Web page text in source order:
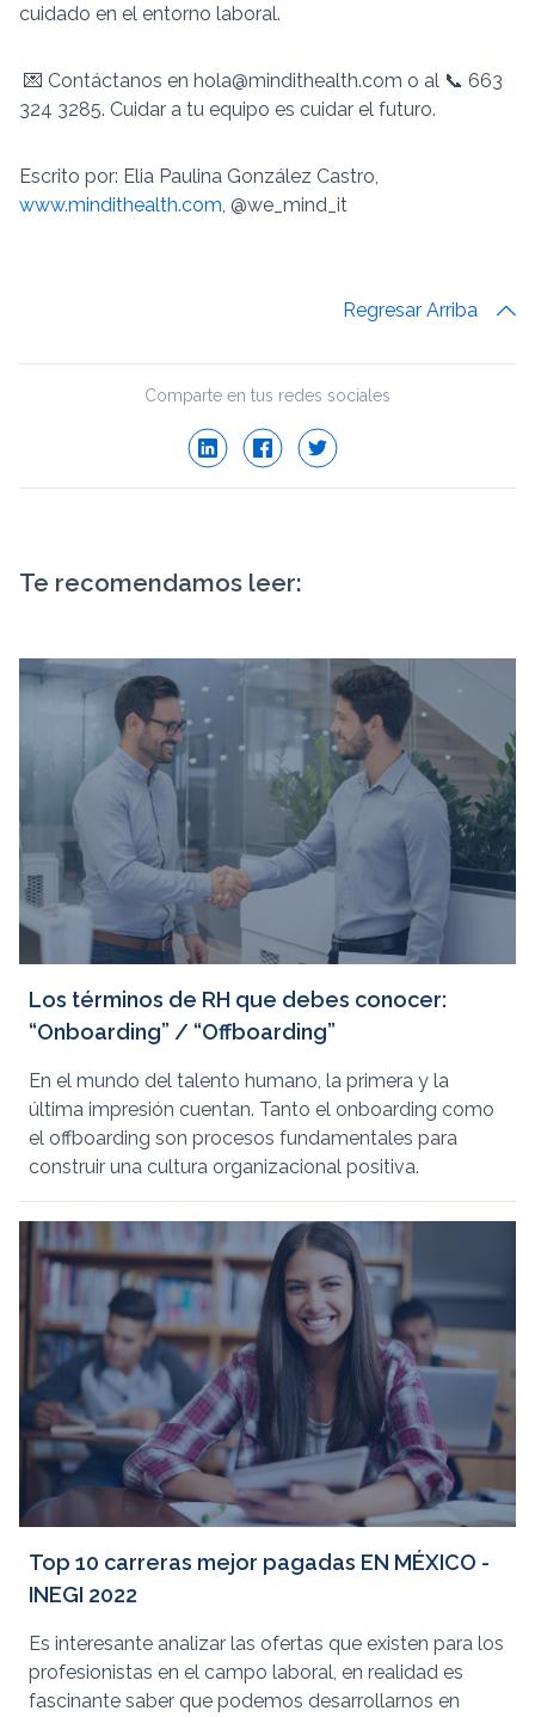
cuidado en el entorno laboral.
💌 Contáctanos en hola@mindithealth.com o al 📞 663
324 3285. Cuidar a tu equipo es cuidar el futuro.
Escrito por: Elia Paulina González Castro,
www.mindithealth.com, @we_mind_it
Regresar Arriba
Comparte en tus redes sociales
Te recomendamos leer:
Los términos de RH que debes conocer:
“Onboarding” / “Offboarding”
En el mundo del talento humano, la primera y la
última impresión cuentan. Tanto el onboarding como
el offboarding son procesos fundamentales para
construir una cultura organizacional positiva.
Top 10 carreras mejor pagadas EN MÉXICO -
INEGI 2022
Es interesante analizar las ofertas que existen para los
profesionistas en el campo laboral, en realidad es
fascinante saber que podemos desarrollarnos en